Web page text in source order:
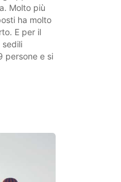
Molto più
ha molto
E per il
persone e si